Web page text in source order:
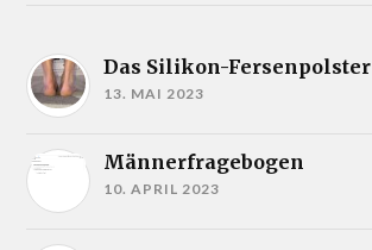
Das Silikon-Fersenpolster
13. MAI 2023
Männerfragebogen
10. APRIL 2023